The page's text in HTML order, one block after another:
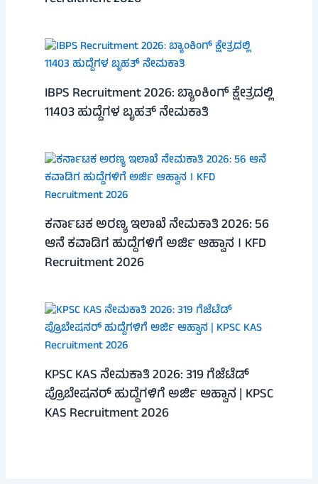
IBPS Recruitment 2026: ಬ್ಯಾಂಕಿಂಗ್ ಕ್ಷೇತ್ರದಲ್ಲಿ
11403 ಹುದ್ದೆಗಳ ಬೃಹತ್ ನೇಮಕಾತಿ
ಕರ್ನಾಟಕ ಅರಣ್ಯ ಇಲಾಖೆ ನೇಮಕಾತಿ 2026: 56
ಆನೆ ಕವಾಡಿಗ ಹುದ್ದೆಗಳಿಗೆ ಅರ್ಜಿ ಆಹ್ವಾನ । KFD
Recruitment 2026
KPSC KAS ನೇಮಕಾತಿ 2026: 319 ಗೆಜೆಟೆಡ್
ಪ್ರೊಬೇಷನರ್ ಹುದ್ದೆಗಳಿಗೆ ಅರ್ಜಿ ಆಹ್ವಾನ | KPSC
KAS Recruitment 2026